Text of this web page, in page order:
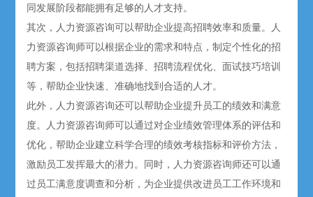
同发展阶段都能拥有足够的人才支持。
其次，人力资源咨询可以帮助企业提高招聘效率和质量。人
力资源咨询师可以根据企业的需求和特点，制定个性化的招
聘方案，包括招聘渠道选择、招聘流程优化、面试技巧培训
等，帮助企业快速、准确地找到合适的人才。
此外，人力资源咨询还可以帮助企业提升员工的绩效和满意
度。人力资源咨询师可以通过对企业绩效管理体系的评估和
优化，帮助企业建立科学合理的绩效考核指标和评价方法，
激励员工发挥最大的潜力。同时，人力资源咨询师还可以通
过员工满意度调查和分析，为企业提供改进员工工作环境和